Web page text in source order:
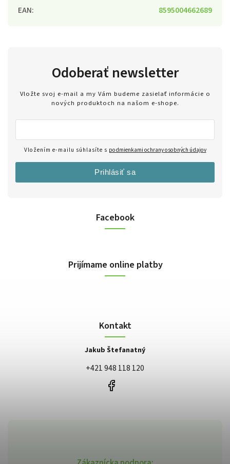
EAN: 8595004662689
Facebook
Prijímame online platby
Kontakt
Jakub Štefanatný
+421 948 118 120
Odoberať newsletter
Vložte svoj e-mail a my Vám budeme zasielať informácie o
nových produktoch na našom e-shope.
Vložením e-mailu súhlasíte s podmienkami ochrany osobných údajov
Prihlásiť sa